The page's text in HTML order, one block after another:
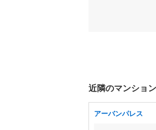
近隣のマンショ
アーバンパレス